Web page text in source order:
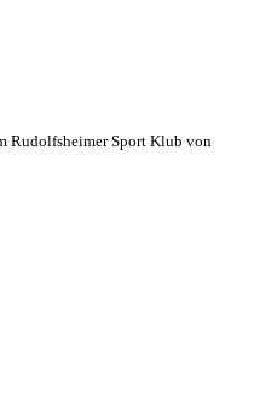
Rudolfsheimer Sport Klub von